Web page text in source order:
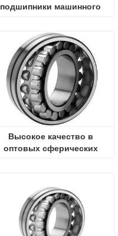
подшипники машинного
Высокое качество в
оптовых сферических